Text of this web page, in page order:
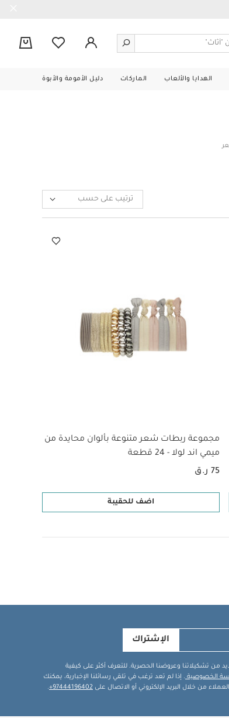
الهدايا والألعاب الماركات دليل الأمومة والأبوة
ترتيب على حسب
مجموعة ربطات شعر متنوعة بألوان محايدة من
ميمي اند لولا - 24 قطعة
75 ر.ق
اضف للحقيبة
الإشتراك
من تشكيلاتنا وعروضنا الحصرية. للتعرف أكثر على كيفية
الخصوصية . إذا لم تعد ترغب في تلقي رسائلنا الإخبارية، يمكنك
من خلال البريد الإلكتروني أو الاتصال على 97444196402+
.